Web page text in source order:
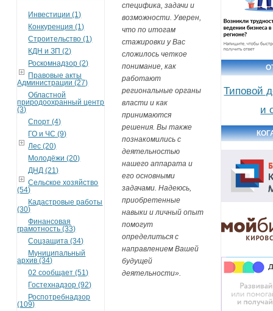
Инвестиции (1)
Конкуренция (1)
Строительство (1)
КДН и ЗП (2)
Роскомнадзор (2)
Правовые акты
Администрации (27)
Областной
природоохранный центр
(3)
Спорт (4)
ГО и ЧС (9)
Лес (20)
Молодёжи (20)
ДНД (21)
Сельское хозяйство
(54)
Кадастровые работы
(30)
Финансовая
грамотность (33)
Соцзащита (34)
Муниципальный
архив (34)
02 сообщает (51)
Гостехнадзор (92)
Роспотребнадзор
(109)
специфика, задачи и
возможности. Уверен,
что по итогам
стажировки у Вас
сложилось четкое
понимание, как
работают
региональные органы
власти и как
принимаются
решения. Вы также
познакомились с
деятельностью
нашего аппарата и
его основными
задачами. Надеюсь,
приобретенные
навыки и личный опыт
помогут
определиться с
направлением Вашей
будущей
деятельности».
Типовой
и